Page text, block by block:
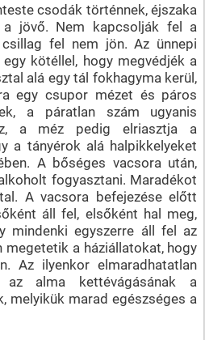
csodák történnek, éjszaka
jövő. Nem kapcsolják fel a
fel nem jön. Az ünnepi
kötéllel, hogy megvédjék a
alá egy tál fokhagyma kerül,
egy csupor mézet és páros
a páratlan szám ugyanis
a méz pedig elriasztja a
a tányérok alá halpikkelyeket
A bőséges vacsora után,
fogyasztani. Maradékot
A vacsora befejezése előtt
áll fel, elsőként hal meg,
mindenki egyszerre áll fel az
megetetik a háziállatokat, hogy
Az ilyenkor elmaradhatatlan
az alma kettévágásának a
melyikük marad egészséges a